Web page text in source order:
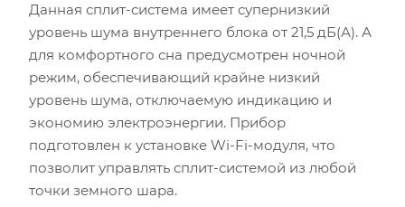
Данная сплит-система имеет супернизкий
уровень шума внутреннего блока от 21,5 дБ(А). А
для комфортного сна предусмотрен ночной
режим, обеспечивающий крайне низкий
уровень шума, отключаемую индикацию и
экономию электроэнергии. Прибор
подготовлен к установке Wi-Fi-модуля, что
позволит управлять сплит-системой из любой
точки земного шара.